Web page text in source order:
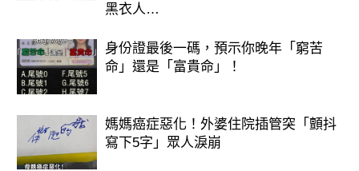
黑衣人…
身份證最後一碼，預示你晚年「窮苦
命」還是「富貴命」！
媽媽癌症惡化！外婆住院插管突「顫抖
寫下5字」眾人淚崩